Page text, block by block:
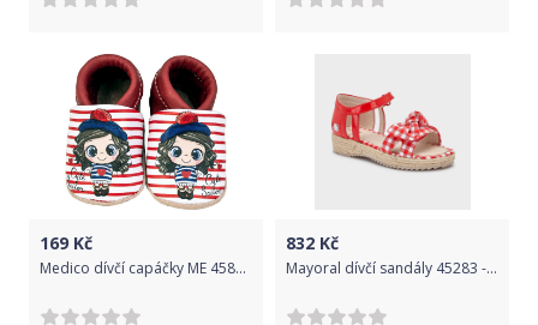
169 Kč
Medico dívčí capáčky ME 4588 D 17.0 červená
832 Kč
Mayoral dívčí sandály 45283 - 046 Velikost: 34